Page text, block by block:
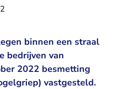
binnen een straal
bedrijven van
2022 besmetting
vastgesteld.